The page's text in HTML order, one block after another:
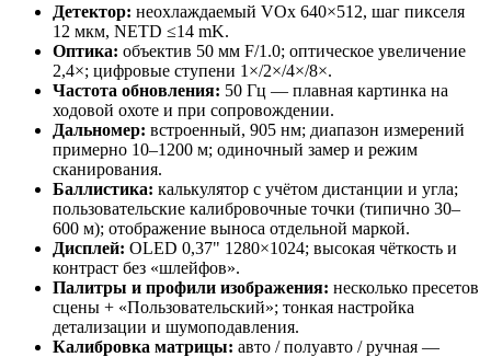
Детектор: неохлаждаемый VOx 640×512, шаг пикселя
12 мкм, NETD ≤14 mK.
Оптика: объектив 50 мм F/1.0; оптическое увеличение
2,4×; цифровые ступени 1×/2×/4×/8×.
Частота обновления: 50 Гц — плавная картинка на
ходовой охоте и при сопровождении.
Дальномер: встроенный, 905 нм; диапазон измерений
примерно 10–1200 м; одиночный замер и режим
сканирования.
Баллистика: калькулятор с учётом дистанции и угла;
пользовательские калибровочные точки (типично 30–
600 м); отображение выноса отдельной маркой.
Дисплей: OLED 0,37" 1280×1024; высокая чёткость и
контраст без «шлейфов».
Палитры и профили изображения: несколько пресетов
сцены + «Пользовательский»; тонкая настройка
детализации и шумоподавления.
Калибровка матрицы: авто / полуавто / ручная —